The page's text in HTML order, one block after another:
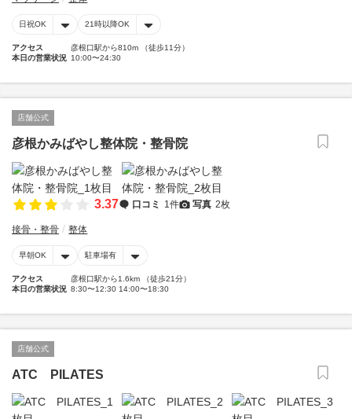
日祝OK 21時以降OK
アクセス
彦根口駅から810m （徒歩11分）
本日の営業状況 10:00〜24:30
店舗公式
彦根かみばやし整体院・整骨院
3.37 口コミ 1件 写真 2枚
接骨・整骨 整体
早朝OK 駐車場有
アクセス
彦根口駅から1.6km （徒歩21分）
本日の営業状況 8:30〜12:30 14:00〜18:30
店舗公式
ATC PILATES